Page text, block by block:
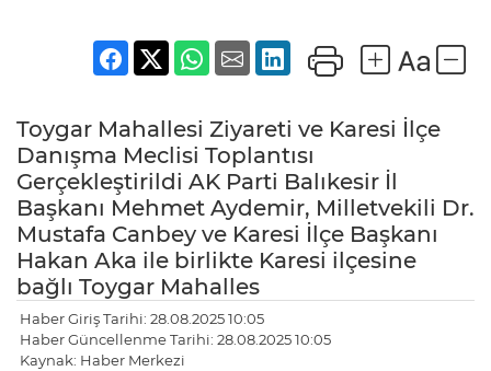
Toygar Mahallesi Ziyareti ve Karesi İlçe
Danışma Meclisi Toplantısı
Gerçekleştirildi AK Parti Balıkesir İl
Başkanı Mehmet Aydemir, Milletvekili Dr.
Mustafa Canbey ve Karesi İlçe Başkanı
Hakan Aka ile birlikte Karesi ilçesine
bağlı Toygar Mahalles
Haber Giriş Tarihi: 28.08.2025 10:05
Haber Güncellenme Tarihi: 28.08.2025 10:05
Kaynak: Haber Merkezi